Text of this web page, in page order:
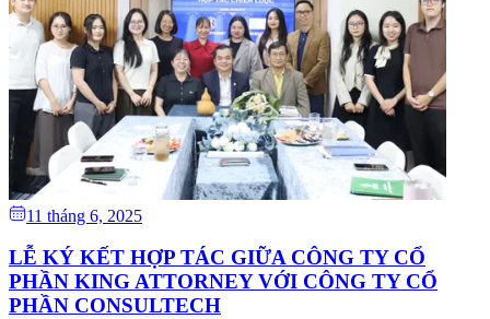
11 tháng 6, 2025
LỄ KÝ KẾT HỢP TÁC GIỮA CÔNG TY CỔ
PHẦN KING ATTORNEY VỚI CÔNG TY CỔ
PHẦN CONSULTECH